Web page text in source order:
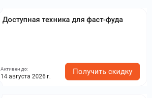
Доступная техника для фаст-фуда
Активен до:
14 августа 2026 г.
Получить скидку